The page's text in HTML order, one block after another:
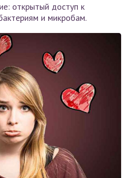
открытый доступ к
и микробам.